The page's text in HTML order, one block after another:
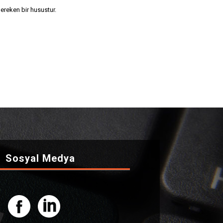
bir husustur.
Sosyal Medya